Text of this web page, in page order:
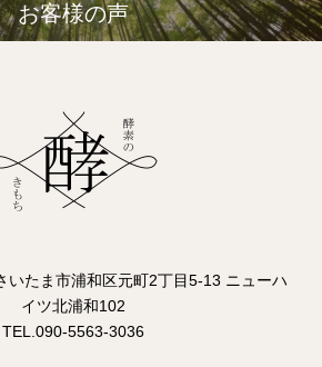
お客様の声
いたま市浦和区元町2丁目5-13 ニューハ
イツ北浦和102
TEL.090-5563-3036